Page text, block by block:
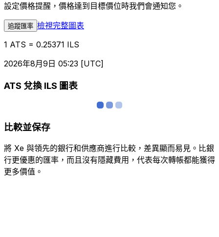
設定價格提醒，價格達到目標價位時我們會通知您。
追蹤匯率 檢視完整圖表
1 ATS = 0.25371 ILS
2026年8月9日 05:23 [UTC]
ATS 兌換 ILS 圖表
比較並保存
將 Xe 與領先的銀行和供應商進行比較，差異顯而易見。比銀
行更優惠的匯率，而且沒有隱藏費用，代表每次轉帳都能獲得
更多價值。